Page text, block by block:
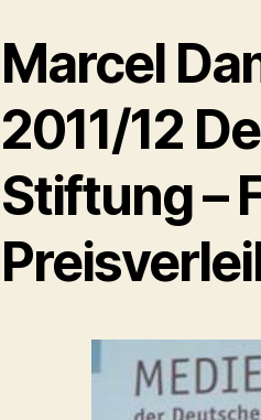
Marcel
2011/12
Stiftung –